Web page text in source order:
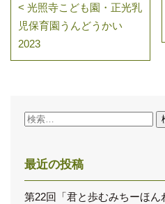
< 光照寺こども園・正光乳
児保育園うんどうかい
2023
検
最近の投稿
第22回「君と歩むみちーほ